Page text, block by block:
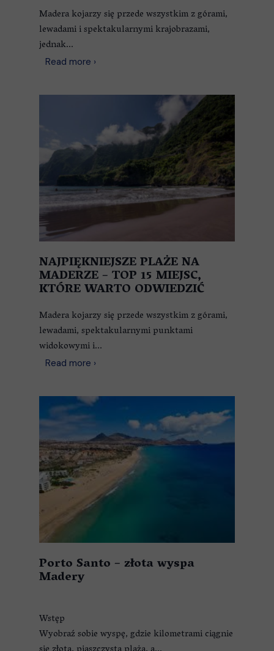
Madera kojarzy się przede wszystkim z górami,
lewadami i spektakularnymi krajobrazami,
jednak...
Read more ›
NAJPIĘKNIEJSZE PLAŻE NA
MADERZE – TOP 15 MIEJSC,
KTÓRE WARTO ODWIEDZIĆ
Madera kojarzy się przede wszystkim z górami,
lewadami, spektakularnymi punktami
widokowymi i...
Read more ›
Porto Santo – złota wyspa
Madery
Wstęp
Wyobraź sobie wyspę, gdzie kilometrami ciągnie